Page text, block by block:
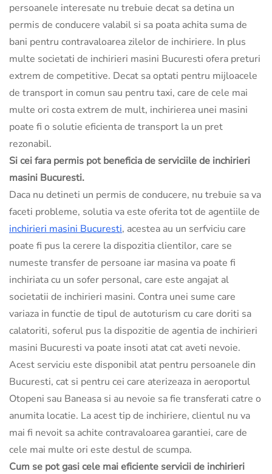
persoanele interesate nu trebuie decat sa detina un
permis de conducere valabil si sa poata achita suma de
bani pentru contravaloarea zilelor de inchiriere. In plus
multe societati de inchirieri masini Bucuresti ofera preturi
extrem de competitive. Decat sa optati pentru mijloacele
de transport in comun sau pentru taxi, care de cele mai
multe ori costa extrem de mult, inchirierea unei masini
poate fi o solutie eficienta de transport la un pret
rezonabil.
Si cei fara permis pot beneficia de serviciile de inchirieri
masini Bucuresti.
Daca nu detineti un permis de conducere, nu trebuie sa va
faceti probleme, solutia va este oferita tot de agentiile de
inchirieri masini Bucuresti, acestea au un serfviciu care
poate fi pus la cerere la dispozitia clientilor, care se
numeste transfer de persoane iar masina va poate fi
inchiriata cu un sofer personal, care este angajat al
societatii de inchirieri masini. Contra unei sume care
variaza in functie de tipul de autoturism cu care doriti sa
calatoriti, soferul pus la dispozitie de agentia de inchirieri
masini Bucuresti va poate insoti atat cat aveti nevoie.
Acest serviciu este disponibil atat pentru persoanele din
Bucuresti, cat si pentru cei care aterizeaza in aeroportul
Otopeni sau Baneasa si au nevoie sa fie transferati catre o
anumita locatie. La acest tip de inchiriere, clientul nu va
mai fi nevoit sa achite contravaloarea garantiei, care de
cele mai multe ori este destul de scumpa.
Cum se pot gasi cele mai eficiente servicii de inchirieri